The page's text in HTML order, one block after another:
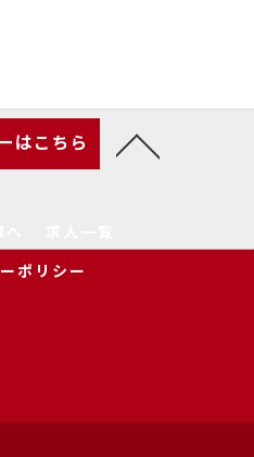
はこちら
ポリシー